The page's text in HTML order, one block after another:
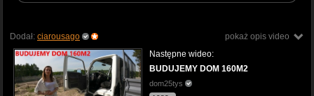
pokaż opis video
Dodał: ciarousago
Następne wideo:
BUDUJEMY DOM 160M2
dom25tys